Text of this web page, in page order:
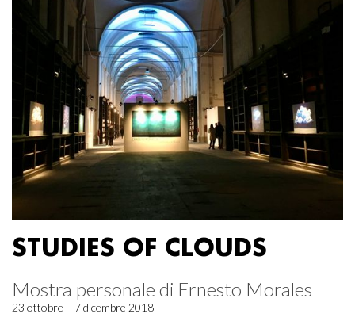
STUDIES OF CLOUDS
Mostra personale di Ernesto Morales
23 ottobre – 7 dicembre 2018